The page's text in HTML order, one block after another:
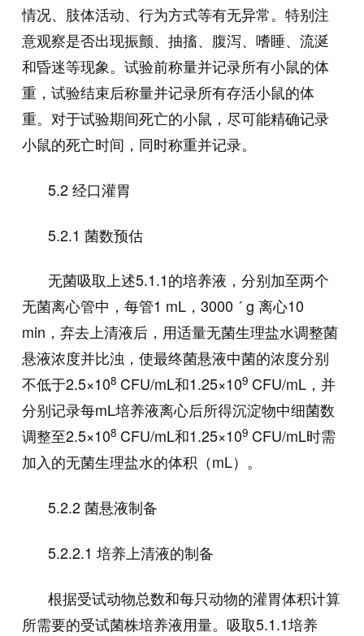
情况、肢体活动、行为方式等有无异常。特别注
意观察是否出现振颤、抽搐、腹泻、嗜睡、流涎
和昏迷等现象。试验前称量并记录所有小鼠的体
重，试验结束后称量并记录所有存活小鼠的体
重。对于试验期间死亡的小鼠，尽可能精确记录
小鼠的死亡时间，同时称重并记录。
5.2 经口灌胃
5.2.1 菌数预估
无菌吸取上述5.1.1的培养液，分别加至两个
无菌离心管中，每管1 mL， 3000 ´g 离心10
min ，弃去上清液后，用适量无菌生理盐水调整菌
悬液浓度并比浊，使最终菌悬液中菌的浓度分别
不低于2.5×108CFU/mL和1.25×109CFU/mL，并
分别记录每mL培养液离心后所得沉淀物中细菌数
调整至2.5×108CFU/mL和1.25×109CFU/mL时需
加入的无菌生理盐水的体积（mL）。
5.2.2 菌悬液制备
5.2.2.1 培养上清液的制备
根据受试动物总数和每只动物的灌胃体积计算
所需要的受试菌株培养液用量。吸取5.1.1培养